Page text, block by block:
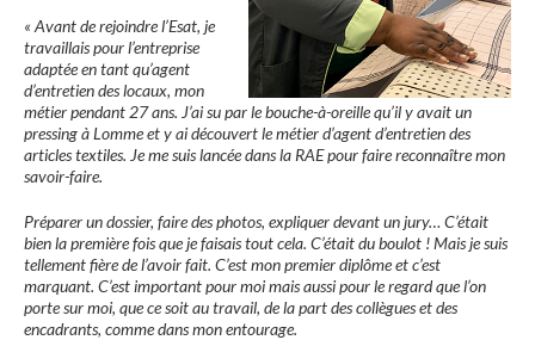
« Avant de rejoindre l’Esat, je
travaillais pour l’entreprise
adaptée en tant qu’agent
d’entretien des locaux, mon
métier pendant 27 ans. J’ai su par le bouche-à-oreille qu’il y avait un
pressing à Lomme et y ai découvert le métier d’agent d’entretien des
articles textiles. Je me suis lancée dans la RAE pour faire reconnaître mon
savoir-faire.
Préparer un dossier, faire des photos, expliquer devant un jury… C’était
bien la première fois que je faisais tout cela. C’était du boulot ! Mais je suis
tellement fière de l’avoir fait. C’est mon premier diplôme et c’est
marquant. C’est important pour moi mais aussi pour le regard que l’on
porte sur moi, que ce soit au travail, de la part des collègues et des
encadrants, comme dans mon entourage.